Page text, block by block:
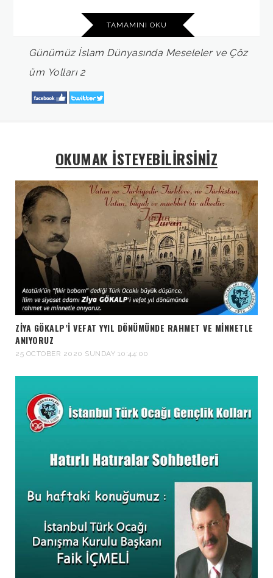
TAMAMINI OKU
Günümüz İslam Dünyasında Meseleler ve Çöz
üm Yolları 2
OKUMAK İSTEYEBİLİRSİNİZ
ZİYA GÖKALP’I VEFAT YYIL DÖNÜMÜNDE RAHMET VE MINNETLE
ANIYORUZ
25 OCTOBER 2020 SUNDAY 10:44:00